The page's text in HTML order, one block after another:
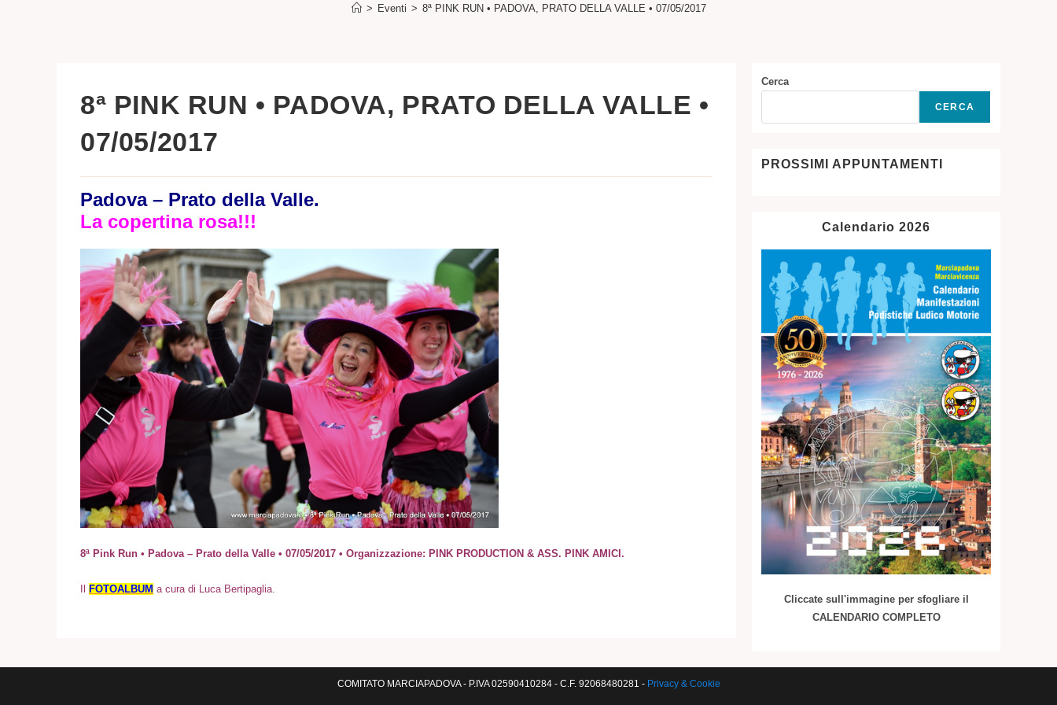
> Eventi > 8ª PINK RUN • PADOVA, PRATO DELLA VALLE • 07/05/2017
8ª PINK RUN • PADOVA, PRATO DELLA VALLE •
07/05/2017
Padova – Prato della Valle.
La copertina rosa!!!
8ª Pink Run • Padova – Prato della Valle • 07/05/2017 • Organizzazione: PINK PRODUCTION & ASS. PINK AMICI.
FOTOALBUM a cura di Luca Bertipaglia.
Cerca
CERCA
PROSSIMI APPUNTAMENTI
Calendario 2026
Cliccate sull'immagine per sfogliare il
CALENDARIO COMPLETO
COMITATO MARCIAPADOVA - P.IVA 02590410284 - C.F. 92068480281 - Privacy & Cookie